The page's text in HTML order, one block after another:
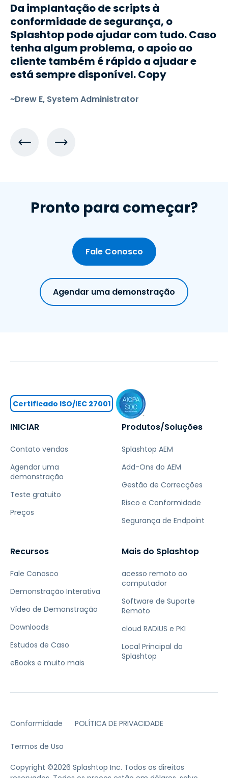
Da implantação de scripts à
conformidade de segurança, o
Splashtop pode ajudar com tudo. Caso
tenha algum problema, o apoio ao
cliente também é rápido a ajudar e
está sempre disponível. Copy
~Drew E, System Administrator
Pronto para começar?
Fale Conosco
Agendar uma demonstração
INICIAR
Contato vendas
Agendar uma
demonstração
Teste gratuito
Preços
Produtos/Soluções
Splashtop AEM
Add-Ons do AEM
Gestão de Correcções
Risco e Conformidade
Segurança de Endpoint
Recursos
Fale Conosco
Demonstração Interativa
Vídeo de Demonstração
Downloads
Estudos de Caso
eBooks e muito mais
Mais do Splashtop
acesso remoto ao
computador
Software de Suporte
Remoto
cloud RADIUS e PKI
Local Principal do
Splashtop
Certificado ISO/IEC 27001
Conformidade POLÍTICA DE PRIVACIDADE
Termos de Uso
Copyright ©2026 Splashtop Inc. Todos os direitos